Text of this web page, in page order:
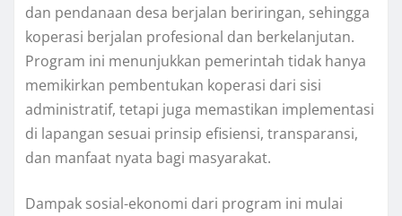
dan pendanaan desa berjalan beriringan, sehingga
koperasi berjalan profesional dan berkelanjutan.
Program ini menunjukkan pemerintah tidak hanya
memikirkan pembentukan koperasi dari sisi
administratif, tetapi juga memastikan implementasi
di lapangan sesuai prinsip efisiensi, transparansi,
dan manfaat nyata bagi masyarakat.
Dampak sosial-ekonomi dari program ini mulai